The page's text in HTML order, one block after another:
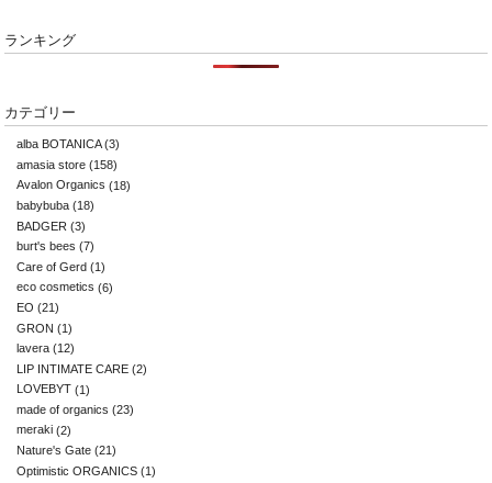
ランキング
カテゴリー
alba BOTANICA(3)
amasia store (158)
Avalon Organics (18)
babybuba (18)
BADGER (3)
burt's bees (7)
Care of Gerd (1)
eco cosmetics (6)
EO (21)
GRON (1)
lavera (12)
LIP INTIMATE CARE (2)
LOVEBYT (1)
made of organics (23)
meraki (2)
Nature's Gate (21)
Optimistic ORGANICS (1)